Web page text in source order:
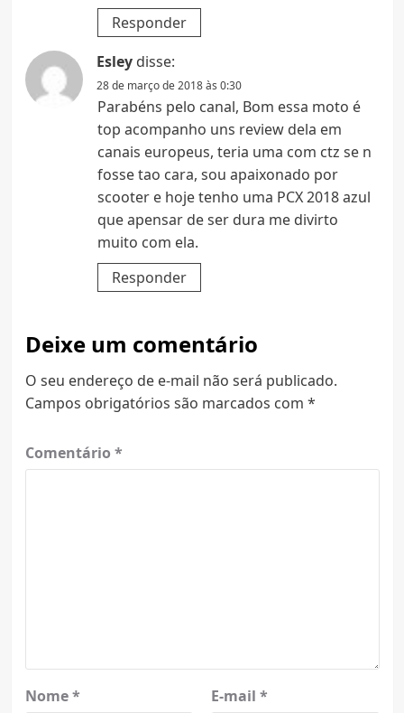
Responder
Esley disse:
28 de março de 2018 às 0:30
Parabéns pelo canal, Bom essa moto é
top acompanho uns review dela em
canais europeus, teria uma com ctz se n
fosse tao cara, sou apaixonado por
scooter e hoje tenho uma PCX 2018 azul
que apensar de ser dura me divirto
muito com ela.
Responder
Deixe um comentário
O seu endereço de e-mail não será publicado.
Campos obrigatórios são marcados com *
Comentário *
Nome* E-mail *